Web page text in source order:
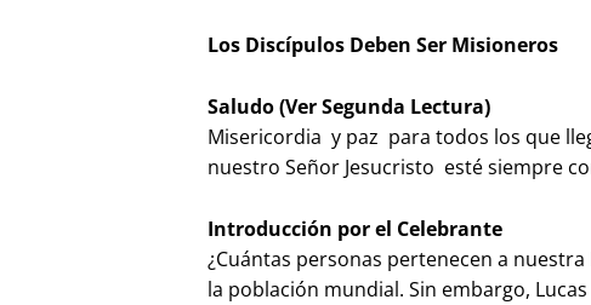
Los Discípulos Deben Ser Misioneros
Saludo (Ver Segunda Lectura)
Misericordia y paz para todos los que
nuestro Señor Jesucristo esté siempre
Introducción por el Celebrante
¿Cuántas personas pertenecen a
la población mundial. Sin embargo,